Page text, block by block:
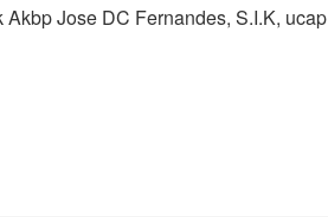
Jose DC Fernandes, S.I.K, ucap